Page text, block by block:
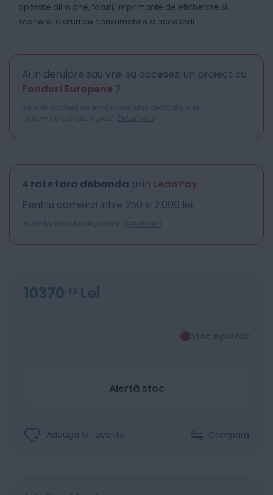
aparate all in one, faxuri, imprimante de etichetare si
scanere, alaturi de consumabile si accesorii.
Ai in derulare sau vrei sa accesezi un proiect cu
Fonduri Europene ?
Intra in contact cu echipa noastra dedicata si te
ajutam cu urmatorii pasi. Detalii aici
4 rate fara dobanda prin LeanPay.
Pentru comenzi intre 250 si 2.000 lei.
In limita stocului disponibil. Detalii aici
10370 43 Lei
Alertă stoc
Adaugă la favorite Compară